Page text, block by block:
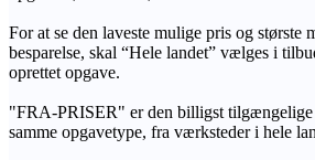
For at se den laveste mulige pris og største
besparelse, skal “Hele landet” vælges i
oprettet opgave.
"FRA-PRISER" er den billigst tilgængelige
samme opgavetype, fra værksteder i hele